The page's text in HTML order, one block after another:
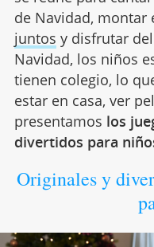
de Navidad, montar
juntos y disfrutar
Navidad, los niños
tienen colegio, lo
estar en casa, ver
presentamos los
divertidos para
Originales y